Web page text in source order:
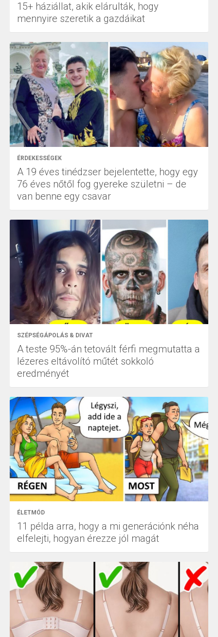
15+ háziállat, akik elárulták, hogy
mennyire szeretik a gazdáikat
ÉRDEKESSÉGEK
A 19 éves tinédzser bejelentette, hogy egy
76 éves nőtől fog gyereke születni – de
van benne egy csavar
SZÉPSÉGÁPOLÁS & DIVAT
A teste 95%-án tetovált férfi megmutatta a
lézeres eltávolító műtét sokkoló
eredményét
ÉLETMÓD
11 példa arra, hogy a mi generációnk néha
elfelejti, hogyan érezze jól magát